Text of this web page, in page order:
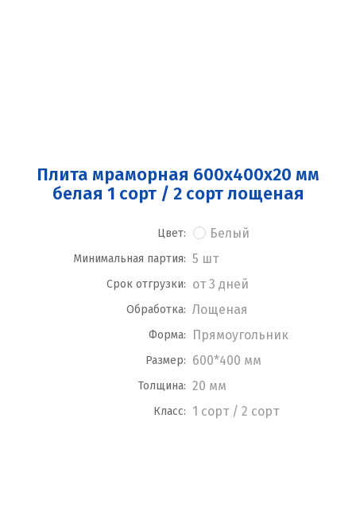
Плита мраморная 600x400x20 мм
белая 1 сорт / 2 сорт лощеная
Цвет: Белый
Минимальная партия: 5 шт
Срок отгрузки: от 3 дней
Обработка: Лощеная
Форма: Прямоугольник
Размер: 600*400 мм
Толщина: 20 мм
Класс: 1 сорт / 2 сорт